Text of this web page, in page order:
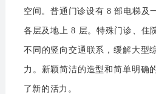
空间。普通门诊设有 8 部电梯及
各 层及地上 8 层。特殊门诊、住
不同的竖向交通联系，缓解大型
力。新颖简洁的造型和简单明确
了新的活力。